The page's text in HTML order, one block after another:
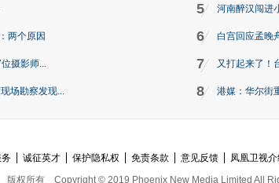
两个原因
摄影师...
场勘察发现...
5 河南醉汉闯进
6 白宫回应孟晚
7 又打起来了！
8 港媒：华尔街
务 诚征英才 保护隐私权 免责条款 意见反馈 凤凰卫视介
版权所有 Copyright © 2019 Phoenix New Media Limited All